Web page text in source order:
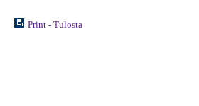
Print - Tulosta